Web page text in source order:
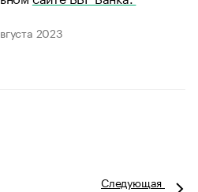
2023
Следующая